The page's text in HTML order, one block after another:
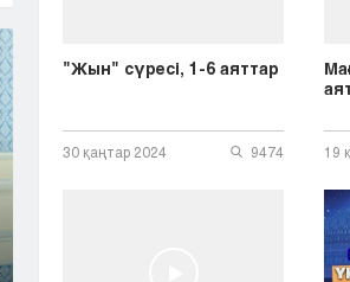
"Жын" сүресі, 1-6 аяттар
30 қаңтар 2024 9474 19